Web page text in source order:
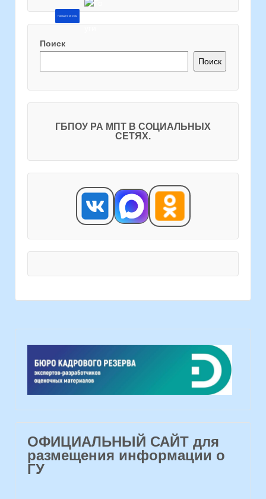
Напишите об этом
Поиск
Поиск
ГБПОУ РА МПТ В СОЦИАЛЬНЫХ
СЕТЯХ.
ОФИЦИАЛЬНЫЙ САЙТ для
размещения информации о
ГУ